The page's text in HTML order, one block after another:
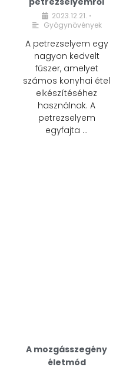
2023.12.21. •
Gyógynövények
A petrezselyem egy
nagyon kedvelt
fűszer, amelyet
számos konyhai étel
elkészítéséhez
használnak. A
petrezselyem
egyfajta …
A mozgásszegény
életmód